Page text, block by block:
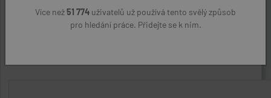
ODPOVĚDĚT NA NABÍDKU
Více než51 774 uživatelů už používá tento svělý způsob
pro hledání práce. Přidejte se k nim.